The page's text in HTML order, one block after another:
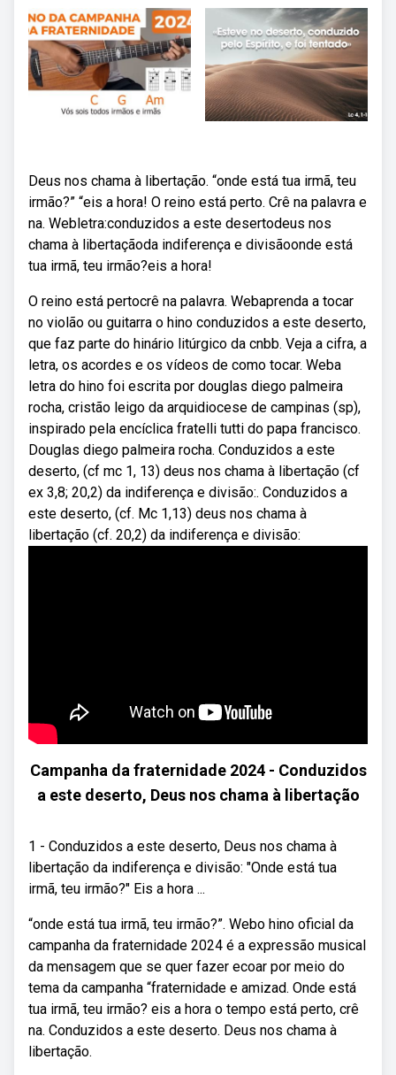
Deus nos chama à libertação. “onde está tua irmã, teu
irmão?” “eis a hora! O reino está perto. Crê na palavra e
na. Webletra:conduzidos a este desertodeus nos
chama à libertaçãoda indiferença e divisãoonde está
tua irmã, teu irmão?eis a hora!
O reino está pertocrê na palavra. Webaprenda a tocar
no violão ou guitarra o hino conduzidos a este deserto,
que faz parte do hinário litúrgico da cnbb. Veja a cifra, a
letra, os acordes e os vídeos de como tocar. Weba
letra do hino foi escrita por douglas diego palmeira
rocha, cristão leigo da arquidiocese de campinas (sp),
inspirado pela encíclica fratelli tutti do papa francisco.
Douglas diego palmeira rocha. Conduzidos a este
deserto, (cf mc 1, 13) deus nos chama à libertação (cf
ex 3,8; 20,2) da indiferença e divisão:. Conduzidos a
este deserto, (cf. Mc 1,13) deus nos chama à
libertação (cf. 20,2) da indiferença e divisão:
Campanha da fraternidade 2024 - Conduzidos
a este deserto, Deus nos chama à libertação
1 - Conduzidos a este deserto, Deus nos chama à
libertação da indiferença e divisão: "Onde está tua
irmã, teu irmão?" Eis a hora ...
“onde está tua irmã, teu irmão?”. Webo hino oficial da
campanha da fraternidade 2024 é a expressão musical
da mensagem que se quer fazer ecoar por meio do
tema da campanha “fraternidade e amizad. Onde está
tua irmã, teu irmão? eis a hora o tempo está perto, crê
na. Conduzidos a este deserto. Deus nos chama à
libertação.